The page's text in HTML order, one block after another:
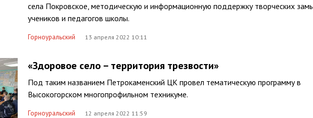
села Покровское, методическую и информационную поддержку творческих
учеников и педагогов школы.
Горноуральский 13 апреля 2022 10:11
«Здоровое село – территория трезвости»
Под таким названием Петрокаменский ЦК провел тематическую программу в
Высокогорском многопрофильном техникуме.
Горноуральский 12 апреля 2022 11:59